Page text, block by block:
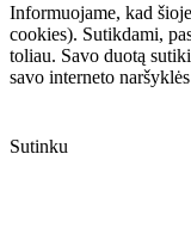
Informuojame, kad
cookies). Sutikdami,
toliau. Savo duotą
savo interneto
Sutinku